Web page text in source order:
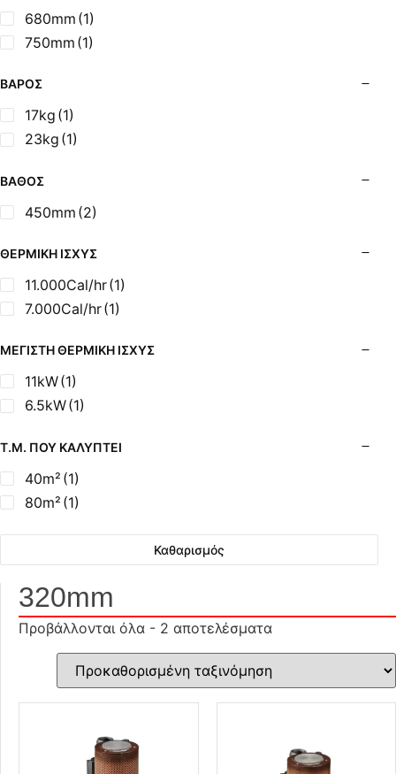
Σόμπες Πετρελαίου (Alfatherm)
Σόμπες Πετρελαίου (Asikis Super Alfa)
Σόμπες Πετρελαίου (Assos)
Σόμπες Πετρελαίου (ThermoSteel)
Σόμπες Πετρελαίου (ΟΒΕΛ)
Σόμπες Πετρελαίου Αερόθερμες (Agorastos)
Σόμπες Υγραερίου
Σούβλες - Εργαλεία Ψησίματος BBQ
Σωλήνες (Μπουριά), Εξαρτήματα Σόμπας
Τζάκια - Εστίες
Τζακόσομπες
680mm (1)
750mm (1)
ΒΆΡΟΣ
17kg (1)
23kg (1)
ΒΆΘΟΣ
450mm (2)
ΘΕΡΜΙΚΉ ΙΣΧΎΣ
11.000Cal/hr(1)
7.000Cal/hr(1)
ΜΈΓΙΣΤΗ ΘΕΡΜΙΚΉ ΙΣΧΎΣ
11kW(1)
6.5kW(1)
Τ.Μ. ΠΟΥ ΚΑΛΎΠΤΕΙ
40m² (1)
80m² (1)
Καθαρισμός
320mm
Προβάλλονται όλα - 2 αποτελέσματα